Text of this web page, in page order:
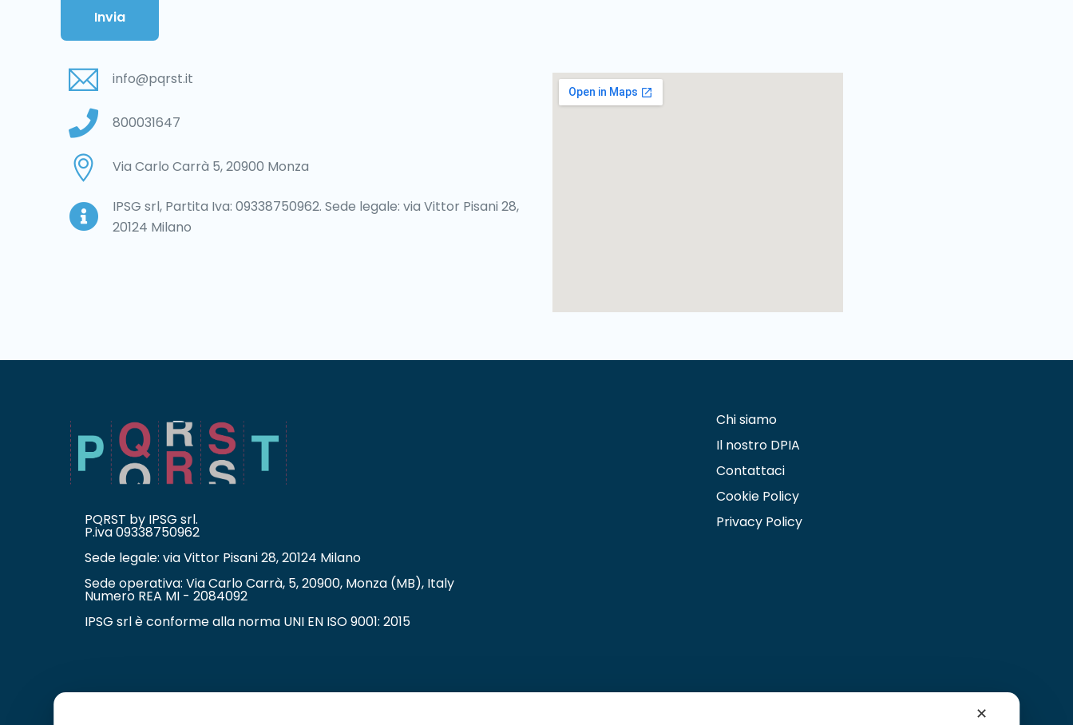
info@pqrst.it
800031647
Via Carlo Carrà 5, 20900 Monza
IPSG srl, Partita Iva: 09338750962. Sede legale: via Vittor Pisani 28,
20124 Milano
PQRST by IPSG srl.
P.iva 09338750962
Sede legale: via Vittor Pisani 28, 20124 Milano
Sede operativa: Via Carlo Carrà, 5, 20900, Monza (MB), Italy
Numero REA MI - 2084092
IPSG srl è conforme alla norma UNI EN ISO 9001: 2015
Chi siamo
Il nostro DPIA
Contattaci
Cookie Policy
Privacy Policy
✕